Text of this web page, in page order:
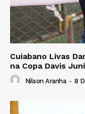
Cuiabano Livas
na Copa Davis
Nilson Aranha - 8